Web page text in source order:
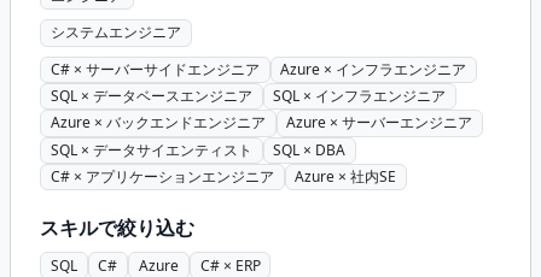
システムエンジニア
C# × サーバーサイドエンジニア
Azure × インフラエンジニア
SQL × データベースエンジニア
SQL × インフラエンジニア
Azure × バックエンドエンジニア
Azure × サーバーエンジニア
SQL × データサイエンティスト
SQL × DBA
C# × アプリケーションエンジニア
Azure × 社内SE
スキルで絞り込む
SQL C# Azure C# × ERP